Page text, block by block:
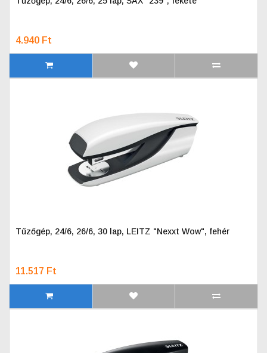
4.940 Ft
Tűzőgép, 24/6, 26/6, 30 lap, LEITZ "Nexxt Wow", fehér
11.517 Ft